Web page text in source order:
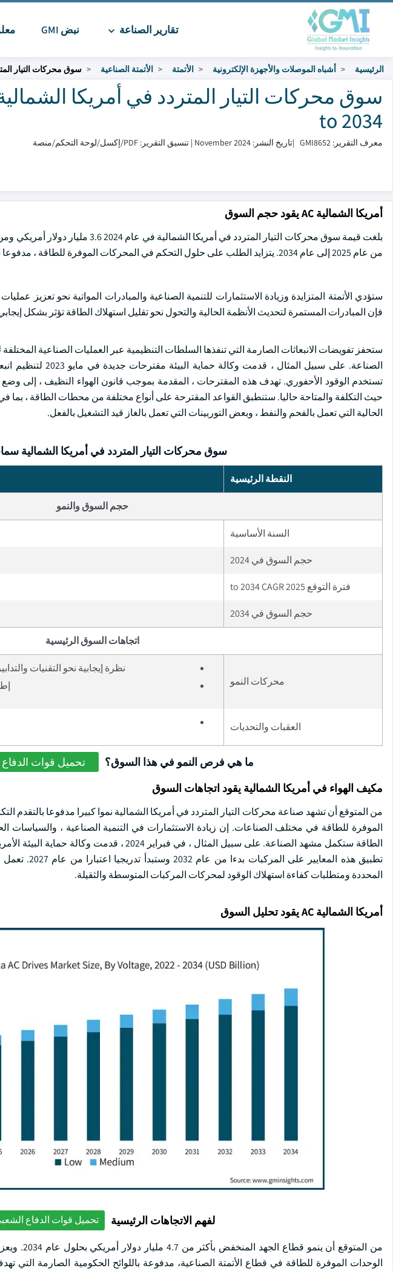
تقارير الصناعة نبض GMI
الرئيسية أشباه الموصلات والأجهزة الإلكترونية الأتمتة الأتمتة الصناعية سوق محركات التيار
to 2034
معرف التقرير: GMI8652 |تاريخ النشر: November 2024 | تنسيق التقرير: PDF/إكسل/لوحة التحكم/منصة
أمريكا الشمالية AC يقود حجم السوق
من عام 2025 إلى عام 2034. يتزايد الطلب على حلول التحكم في المحركات الموفرة للطاقة ، مدفوعا بالتقدم التكنولوجي سيكمل مشهد الصناعة.
ستؤدي الأتمتة المتزايدة وزيادة الاستثمارات للتنمية الصناعية والمبادرات المواتية نحو تعزيز
فإن المبادرات المستمرة لتحديث الأنظمة الحالية والتحول نحو تقليل استهلاك الطاقة تؤثر بشكل
ستحفز تفويضات الانبعاثات الصارمة التي تنفذها السلطات التنظيمية عبر العمليات الصناعية المختلفة
الصناعة. على سبيل
تستخدم الوقود الأحفوري. تهدف هذه المقترحات ، المقدمة بموجب قانون الهواء النظيف ، إلى وضع
حيث التكلفة والمتاحة حاليا. ستنطبق القواعد المقترحة على أنواع مختلفة من محطات الطاقة ، بما في
الحالية التي تعمل بالفحم والنفط ، وبعض التوربينات التي تعمل بالغاز قيد التشغيل بالفعل.
سوق محركات التيار المتردد في أمريكا الشمالية
النقطة الرئيسية
حجم السوق والنمو
السنة الأساسية
حجم السوق في 2024
فترة التوقع 2025 to 2034 CAGR
حجم السوق في 2034
اتجاهات السوق الرئيسية
محركات النمو
نظرة إيجابية نحو التقنيات
العقبات والتحديات
ما هي فرص النمو في هذا السوق؟
تحميل قوات
مكيف الهواء في أمريكا الشمالية يقود اتجاهات السوق
من المتوقع أن تشهد صناعة محركات التيار المتردد في أمريكا الشمالية نموا كبيرا مدفوعا بالتقدم
الموفرة للطاقة في مختلف الصناعات. إن زيادة الاستثمارات في التنمية الصناعية ، والسياسات
الطاقة ستكمل مشهد الصناعة. على سبيل المثال ، في
تطبيق هذه
المحددة ومتطلبات كفاءة استهلاك الوقود لمحركات المركبات المتوسطة والثقيلة.
أمريكا الشمالية AC يقود تحليل السوق
لفهم الاتجاهات الرئيسية تحميل قوات الدفاع
من المتوقع
الوحدات الموفرة للطاقة في قطاع الأتمتة الصناعية، مدفوعة باللوائح الحكومية الصارمة التي